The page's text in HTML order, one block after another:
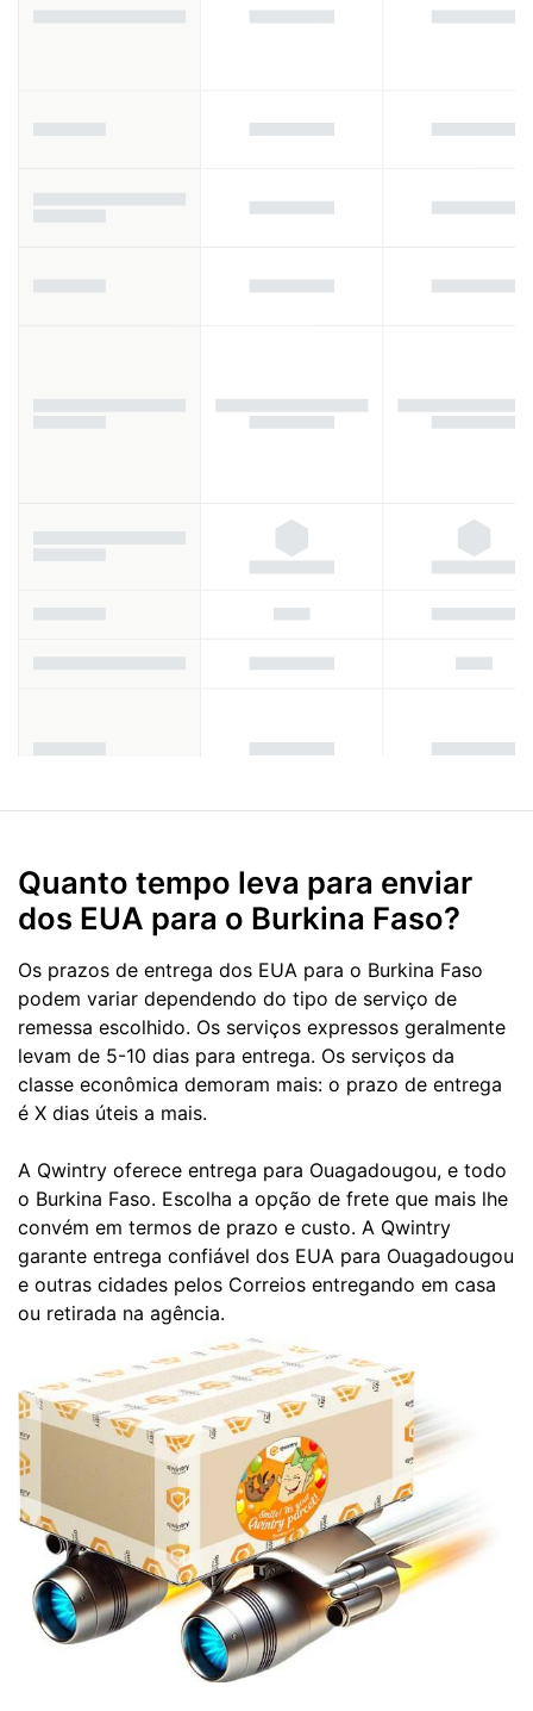
Quanto tempo leva para enviar
dos EUA para o Burkina Faso?
Os prazos de entrega dos EUA para o Burkina Faso
podem variar dependendo do tipo de serviço de
remessa escolhido. Os serviços expressos geralmente
levam de 5-10 dias para entrega. Os serviços da
classe econômica demoram mais: o prazo de entrega
é X dias úteis a mais.
A Qwintry oferece entrega para Ouagadougou, e todo
o Burkina Faso. Escolha a opção de frete que mais lhe
convém em termos de prazo e custo. A Qwintry
garante entrega confiável dos EUA para Ouagadougou
e outras cidades pelos Correios entregando em casa
ou retirada na agência.